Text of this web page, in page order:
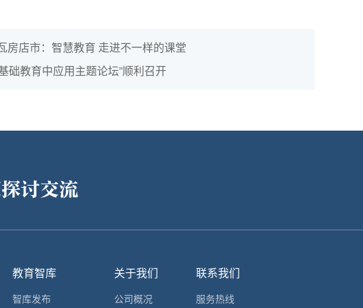
房店市：智慧教育 走进不一样的课堂
础教育中应用主题论坛”顺利召开
讨交流
教育智库
智库发布
关于我们
公司概况
联系我们
服务热线